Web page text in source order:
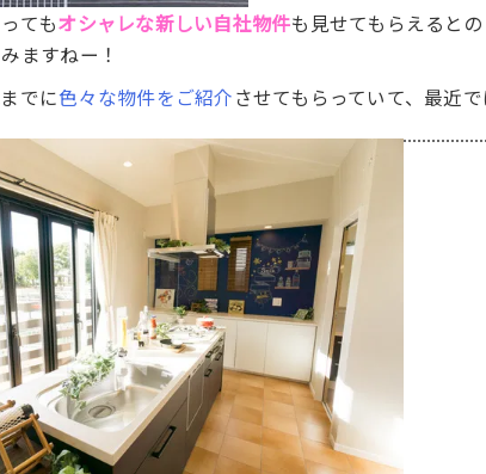
てもオシャレな新しい自社物件も見せてもらえるとの
ますねー！
でに色々な物件をご紹介させてもらっていて、最近で